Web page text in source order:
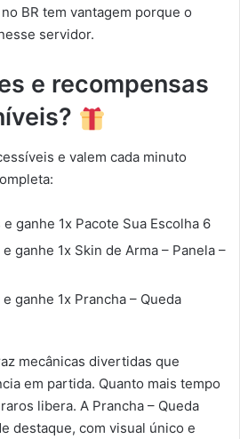
BR tem vantagem porque o
servidor.
e recompensas
e valem cada minuto
ganhe 1x Pacote Sua Escolha 6
ganhe 1x Skin de Arma – Panela –
ganhe 1x Prancha – Queda
mecânicas divertidas que
em partida. Quanto mais tempo
libera. A Prancha – Queda
destaque, com visual único e